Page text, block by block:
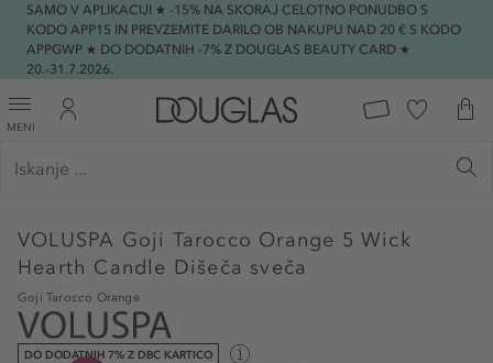
SAMO V APLIKACIJI ★ -15% NA SKORAJ CELOTNO PONUDBO S
KODO APP15 IN PREVZEMITE DARILO OB NAKUPU NAD 20 € S KODO
APPGWP ★ DO DODATNIH -7% Z DOUGLAS BEAUTY CARD ★
20.-31.7.2026.
MENI
VOLUSPA Goji Tarocco Orange 5 Wick
Hearth Candle Dišeča sveča
Goji Tarocco Orange
DO DODATNIH 7% Z DBC KARTICO